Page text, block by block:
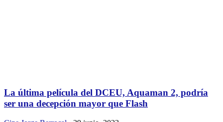
La última película del DCEU, Aquaman 2, podría
ser una decepción mayor que Flash